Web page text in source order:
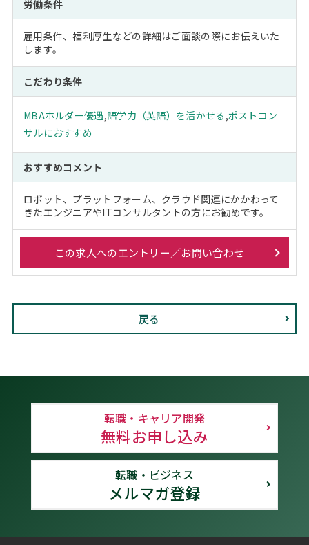
労働条件
雇用条件、福利厚生などの詳細はご面談の際にお伝えいた
します。
こだわり条件
MBAホルダー優遇,語学力（英語）を活かせる ,ポストコン
サルにおすすめ
おすすめコメント
ロボット、プラットフォーム、クラウド関連にかかわって
きたエンジニアやITコンサルタントの方にお勧めです。
この求人へのエントリー／お問い合わせ
戻る
転職・キャリア開発
無料お申し込み
転職・ビジネス
メルマガ登録